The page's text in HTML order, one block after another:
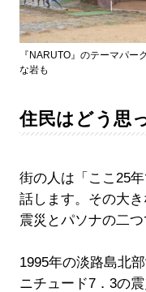
『NARUTO』のテーマパ
な岩も
住民はどう思
街の人は「ここ25
話します。その大
震災とパソナの二つ
1995年の淡路島北
ニチュード7．3の